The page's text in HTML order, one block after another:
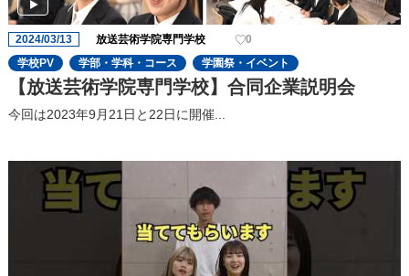
2024/03/13 放送芸術学院専門学校
0
学校PV
学部・学科・コース 学園祭・イベント
【放送芸術学院専門学校】合同企業説明会
今回は2023年9⽉21⽇と22⽇に開催...